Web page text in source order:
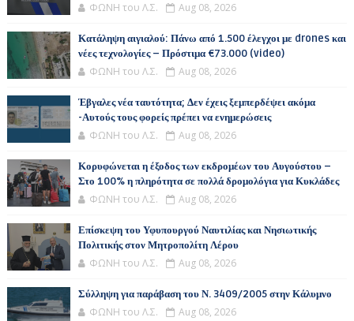
ΦΩΝΗ του Λ.Σ. Aug 08, 2026
Κατάληψη αιγιαλού: Πάνω από 1.500 έλεγχοι με drones και
νέες τεχνολογίες – Πρόστιμα €73.000 (video)
ΦΩΝΗ του Λ.Σ. Aug 08, 2026
Έβγαλες νέα ταυτότητα; Δεν έχεις ξεμπερδέψει ακόμα
-Αυτούς τους φορείς πρέπει να ενημερώσεις
ΦΩΝΗ του Λ.Σ. Aug 08, 2026
Κορυφώνεται η έξοδος των εκδρομέων του Αυγούστου –
Στο 100% η πληρότητα σε πολλά δρομολόγια για Κυκλάδες
ΦΩΝΗ του Λ.Σ. Aug 08, 2026
Επίσκεψη του Υφυπουργού Ναυτιλίας και Νησιωτικής
Πολιτικής στον Μητροπολίτη Λέρου
ΦΩΝΗ του Λ.Σ. Aug 08, 2026
Σύλληψη για παράβαση του Ν. 3409/2005 στην Κάλυμνο
ΦΩΝΗ του Λ.Σ. Aug 08, 2026